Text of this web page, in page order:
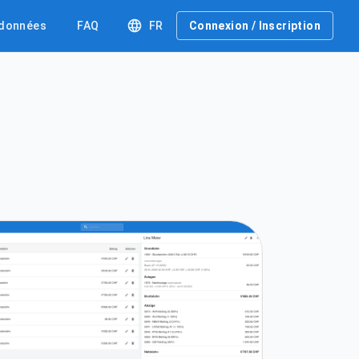
FAQ FR Connexion / Inscription